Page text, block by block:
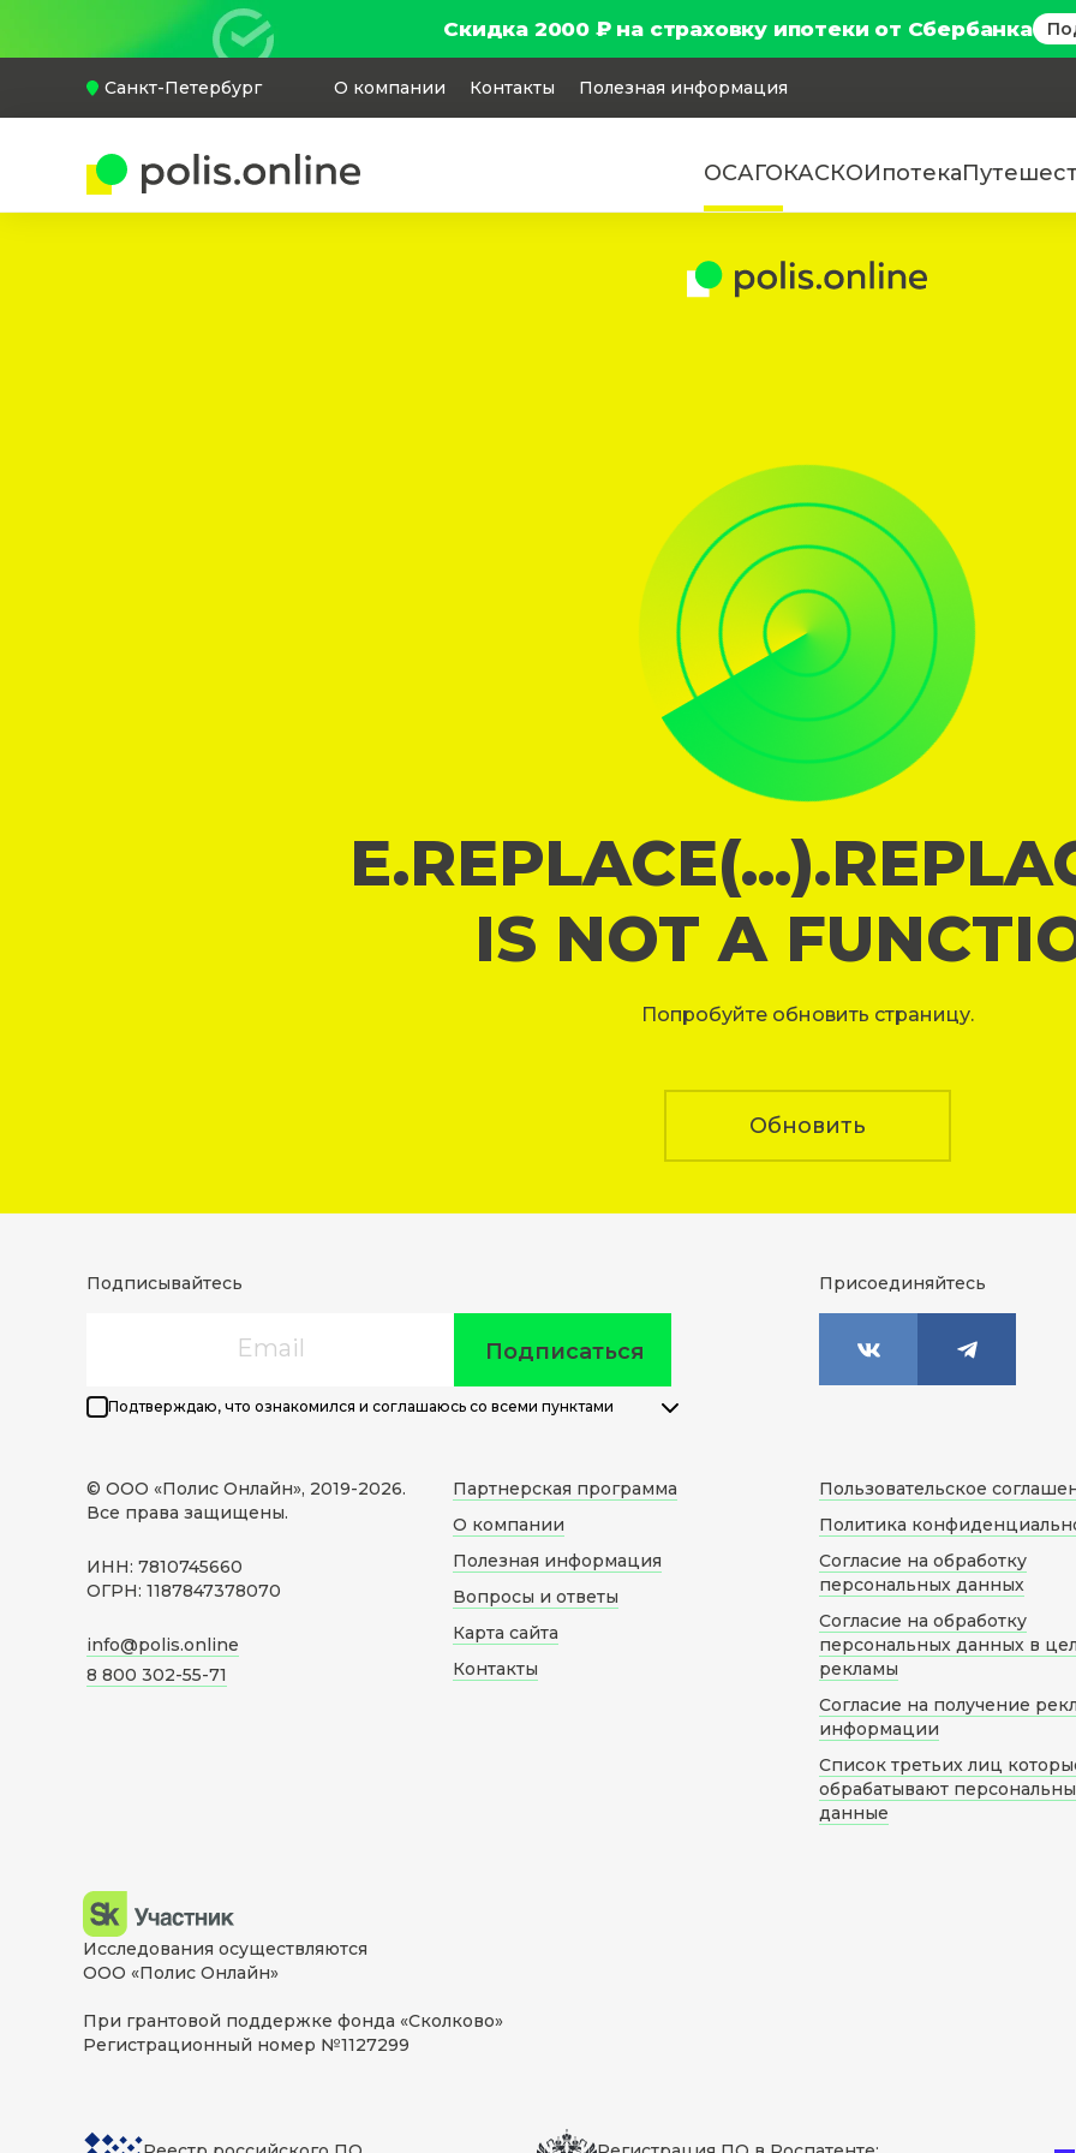
Скидка 2000 ₽ на страховку ипотеки от Сбербанка
Санкт-Петербург О компании Контакты Полезная информация
ОСАГОКАСКОИпотека
IS NOT A
Попробуйте обновить страницу.
Обновить
Подписывайтесь
Подписаться
Подтверждаю, что ознакомился и соглашаюсь со всеми пунктами
Присоединяйтесь
© ООО «Полис Онлайн», 2019-2026.
Все права защищены.
ИНН: 7810745660
ОГРН: 1187847378070
info@polis.online
8 800 302-55-71
Партнерская программа
О компании
Полезная информация
Вопросы и ответы
Карта сайта
Контакты
Пользовательское
Политика
Согласие на обработку
персональных данных
Согласие на обработку
персональных данных в
рекламы
Согласие на получение
информации
Список третьих лиц
обрабатывают
данные
Исследования осуществляются
ООО «Полис Онлайн»
При грантовой поддержке фонда «Сколково»
Регистрационный номер №1127299